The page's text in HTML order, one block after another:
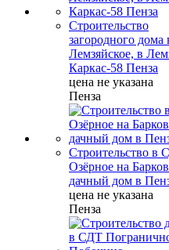
Строительство
загородного
Лемзяйское, в
Каркас-58 Пенза
цена не указана
Пенза
Строительство в
Озёрное на
дачный дом в
цена не указана
Пенза